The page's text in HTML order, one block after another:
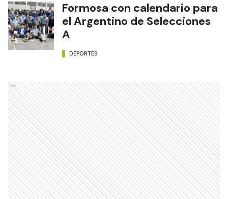
Formosa con calendario para
el Argentino de Selecciones
A
DEPORTES
Ads